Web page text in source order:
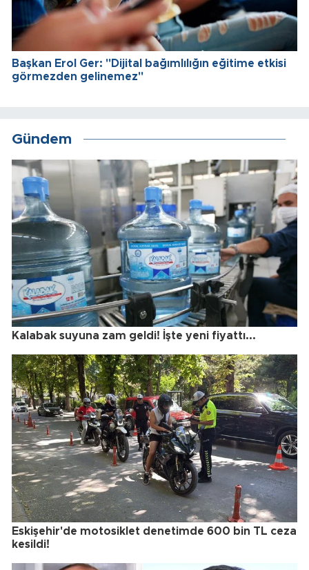
Başkan Erol Ger: "Dijital bağımlılığın eğitime etkisi
görmezden gelinemez"
Gündem
Kalabak suyuna zam geldi! İşte yeni fiyattı...
Eskişehir'de motosiklet denetimde 600 bin TL ceza
kesildi!